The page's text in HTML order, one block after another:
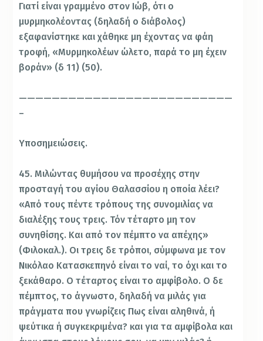
Γιατί είναι γραμμένο στον Ιώβ, ότι ο
μυρμηκολέοντας (δηλαδή ο διάβολος)
εξαφανίστηκε και χάθηκε μη έχοντας να φάη
τροφή, «Μυρμηκολέων ώλετο, παρά το μη έχειν
βοράν» (δ 11) (50).
——————————————————————————
–
Υποσημειώσεις.
45. Μιλώντας θυμήσου να προσέχης στην
προσταγή του αγίου Θαλασσίου η οποία λέει?
«Από τους πέντε τρόπους της συνομιλίας να
διαλέξης τους τρεις. Τόν τέταρτο μη τον
συνηθίσης. Και από τον πέμπτο να απέχης»
(Φιλοκαλ.). Οι τρεις δε τρόποι, σύμφωνα με τον
Νικόλαο Κατασκεπηνό είναι το ναί, το όχι και το
ξεκάθαρο. Ο τέταρτος είναι το αμφίβολο. Ο δε
πέμπτος, το άγνωστο, δηλαδή να μιλάς για
πράγματα που γνωρίζεις Πως είναι αληθινά, ή
ψεύτικα ή συγκεκριμένα? και για τα αμφίβολα και